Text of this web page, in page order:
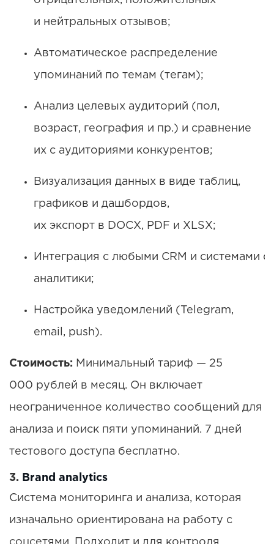
и нейтральных отзывов;
Автоматическое распределение
упоминаний по темам (тегам);
Анализ целевых аудиторий (пол,
возраст, география и пр.) и сравнение
их с аудиториями конкурентов;
Визуализация данных в виде таблиц,
графиков и дашбордов,
их экспорт в DOCX, PDF и XLSX;
Интеграция с любыми CRM и системами
аналитики;
Настройка уведомлений (Telegram,
email, push).
Стоимость: Минимальный тариф — 25
000 рублей в месяц. Он включает
неограниченное количество сообщений для
анализа и поиск пяти упоминаний. 7 дней
тестового доступа бесплатно.
3. Brand analytics
Система мониторинга и анализа, которая
изначально ориентирована на работу с